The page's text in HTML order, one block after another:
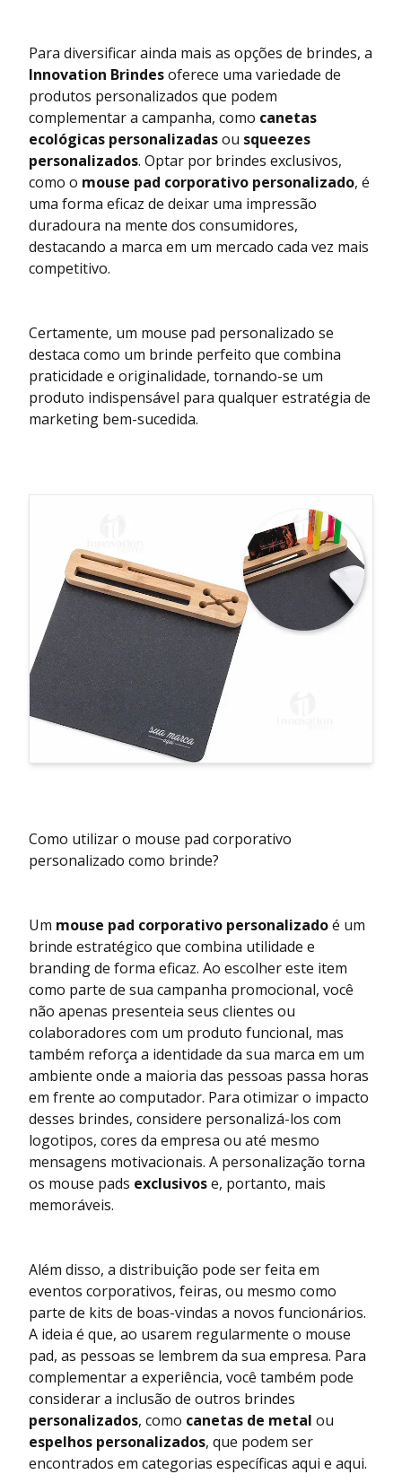
Para diversificar ainda mais as opções de brindes, a
Innovation Brindesoferece uma variedade de
produtos personalizados que podem
complementar a campanha, como canetas
ecológicas personalizadasou squeezes
personalizados. Optar por brindes exclusivos,
como o mouse pad corporativo personalizado, é
uma forma eficaz de deixar uma impressão
duradoura na mente dos consumidores,
destacando a marca em um mercado cada vez mais
competitivo.
Certamente, um mouse pad personalizado se
destaca como um brinde perfeito que combina
praticidade e originalidade, tornando-se um
produto indispensável para qualquer estratégia de
marketing bem-sucedida.
Como utilizar o mouse pad corporativo
personalizado como brinde?
Um mouse pad corporativo personalizadoé um
brinde estratégico que combina utilidade e
branding de forma eficaz. Ao escolher este item
como parte de sua campanha promocional, você
não apenas presenteia seus clientes ou
colaboradores com um produto funcional, mas
também reforça a identidade da sua marca em um
ambiente onde a maioria das pessoas passa horas
em frente ao computador. Para otimizar o impacto
desses brindes, considere personalizá-los com
logotipos, cores da empresa ou até mesmo
mensagens motivacionais. A personalização torna
os mouse pads exclusivose, portanto, mais
memoráveis.
Além disso, a distribuição pode ser feita em
eventos corporativos, feiras, ou mesmo como
parte de kits de boas-vindas a novos funcionários.
A ideia é que, ao usarem regularmente o mouse
pad, as pessoas se lembrem da sua empresa. Para
complementar a experiência, você também pode
considerar a inclusão de outros brindes
personalizados, como canetas de metal ou
espelhos personalizados, que podem ser
encontrados em categorias específicas aqui e aqui.